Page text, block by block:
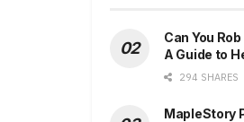
Can You
A Guide to
294 SHARES
MapleStory